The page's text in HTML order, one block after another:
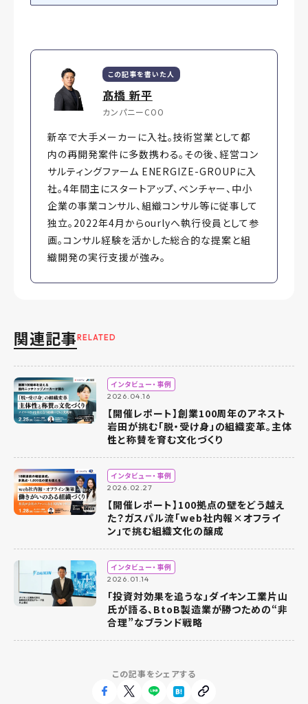
この記事をシェアする
この記事を書いた人
髙橋 新平
カンパニーCOO
新卒で大手メーカーに入社。技術営業として都
内の再開発案件に多数携わる。その後、経営コン
サルティングファーム ENERGIZE-GROUPに入
社。4年間主にスタートアップ、ベンチャー、中小
企業の事業コンサル、組織コンサル等に従事して
独立。2022年4月からourlyへ執行役員として参
画。コンサル経験を活かした総合的な提案と組
織開発の実行支援が強み。
関連記事 RELATED
インタビュー・事例
2026.04.16
【開催レポート】創業100周年のアネスト
岩田が挑む「脱・受け身」の組織変革。主体
性と称賛を育む文化づくり
インタビュー・事例
2026.02.27
【開催レポート】100拠点の壁をどう越え
た？ガスパル流「web社内報×オフライ
ン」で挑む組織文化の醸成
インタビュー・事例
2026.01.14
「投資対効果を追うな」ダイキン工業片山
氏が語る、BtoB製造業が勝つための“非
合理”なブランド戦略